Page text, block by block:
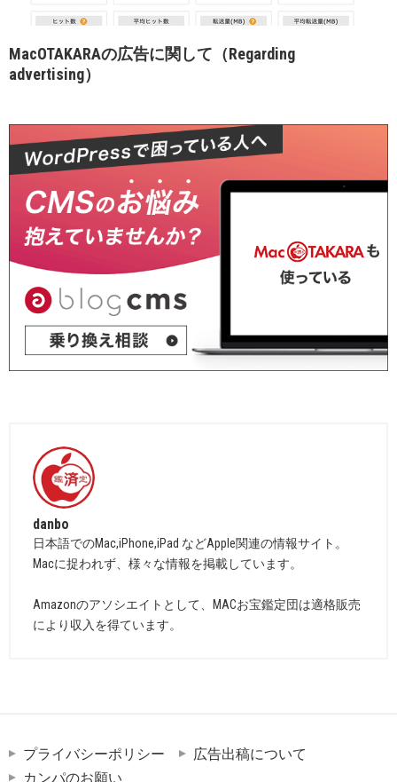
MacOTAKARAの広告に関して（Regarding
advertising）
danbo
日本語でのMac,iPhone,iPad などApple関連の情報サイト。
Macに捉われず、様々な情報を掲載しています。
Amazonのアソシエイトとして、MACお宝鑑定団は適格販売
により収入を得ています。
プライバシーポリシー
広告出稿について
カンパのお願い